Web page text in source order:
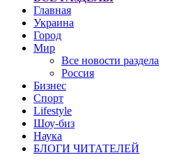
Главная
Украина
Город
Мир
Все новости раздела
Россия
Бизнес
Спорт
Lifestyle
Шоу-биз
Наука
БЛОГИ ЧИТАТЕЛЕЙ